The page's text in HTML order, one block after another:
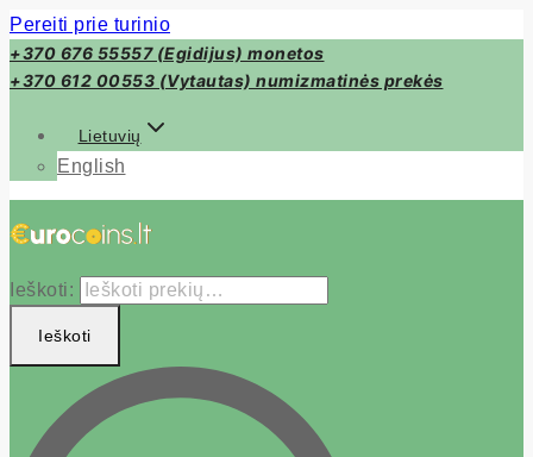
Pereiti prie turinio
+370 676 55557 (Egidijus) monetos
+370 612 00553 (Vytautas) numizmatinės prekės
Lietuvių
English
Ieškoti:
Ieškoti